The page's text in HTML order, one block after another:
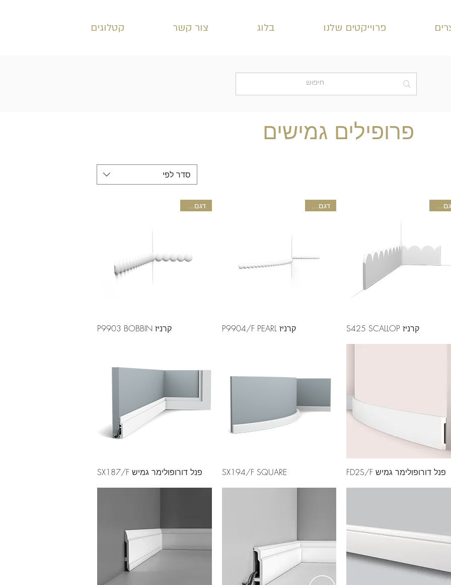
פרוייקטים שלנו בלוג צור קשר קטלוגים
פרופילים גמישים
סדר לפי
דגם חדש
קרניז S425 SCALLOP
דגם חדש
קרניז P9904/F PEARL
דגם חדש
קרניז P9903 BOBBIN
פנל דורופולימר גמיש FD2S/F SX194/F SQUARE פנל דורופולימר גמיש SX187/F